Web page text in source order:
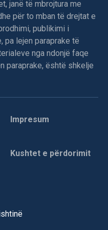
serbe vranë dy
ushtarake e
të Dushkajës,
i bënë rezistencë këtyre
Kolë Gjon Lleshaj (30).
në mesin e të cilave
në morgun e spitalit të
të rrepta, popullata e
janë të mbrojtura me
për to mban të drejtat e
publikimi i
pa lejen paraprake të
nga ndonjë faqe
paraprake, është shkelje
Impresum
Kushtet e përdorimit